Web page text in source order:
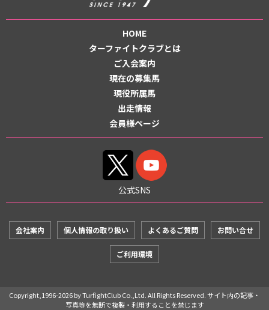
HOME
ターファイトクラブとは
ご入会案内
現在の募集馬
現役所属馬
出走情報
会員様ページ
公式SNS
会社案内 個人情報の取り扱い よくあるご質問 お問い合せ
ご利用環境
Copyright,1996-2026 by TurfightClub Co.,Ltd. All Rights Reserved. サイト内の記事・
写真等を無断で複製・利用することを禁じます